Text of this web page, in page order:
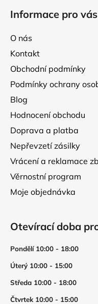
Informace pro vás
O nás
Kontakt
Obchodní podmínky
Podmínky ochrany
Blog
Hodnocení obchodu
Doprava a platba
Nepřevzetí zásilky
Vrácení a reklamace
Věrnostní program
Moje objednávka
Otevírací doba
Pondělí 10:00 - 18:00
Úterý 10:00 - 15:00
Středa 10:00 - 18:00
Čtvrtek 10:00 - 15:00